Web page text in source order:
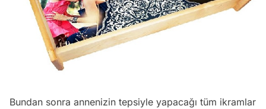
Bundan sonra annenizin tepsiyle yapacağı tüm ikramlar